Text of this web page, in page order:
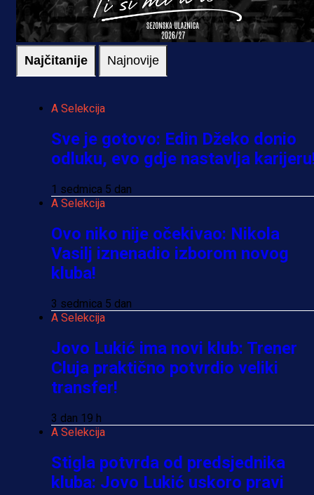
Najčitanije Najnovije
A Selekcija
Sve je gotovo: Edin Džeko donio
odluku, evo gdje nastavlja
1 sedmica 5 dan
A Selekcija
Ovo niko nije očekivao: Nikola
Vasilj iznenadio izborom novog
kluba!
3 sedmica 5 dan
A Selekcija
Jovo Lukić ima novi klub: Trener
Cluja praktično potvrdio veliki
transfer!
3 dan 19 h
A Selekcija
Stigla potvrda od predsjednika
kluba: Jovo Lukić uskoro pravi